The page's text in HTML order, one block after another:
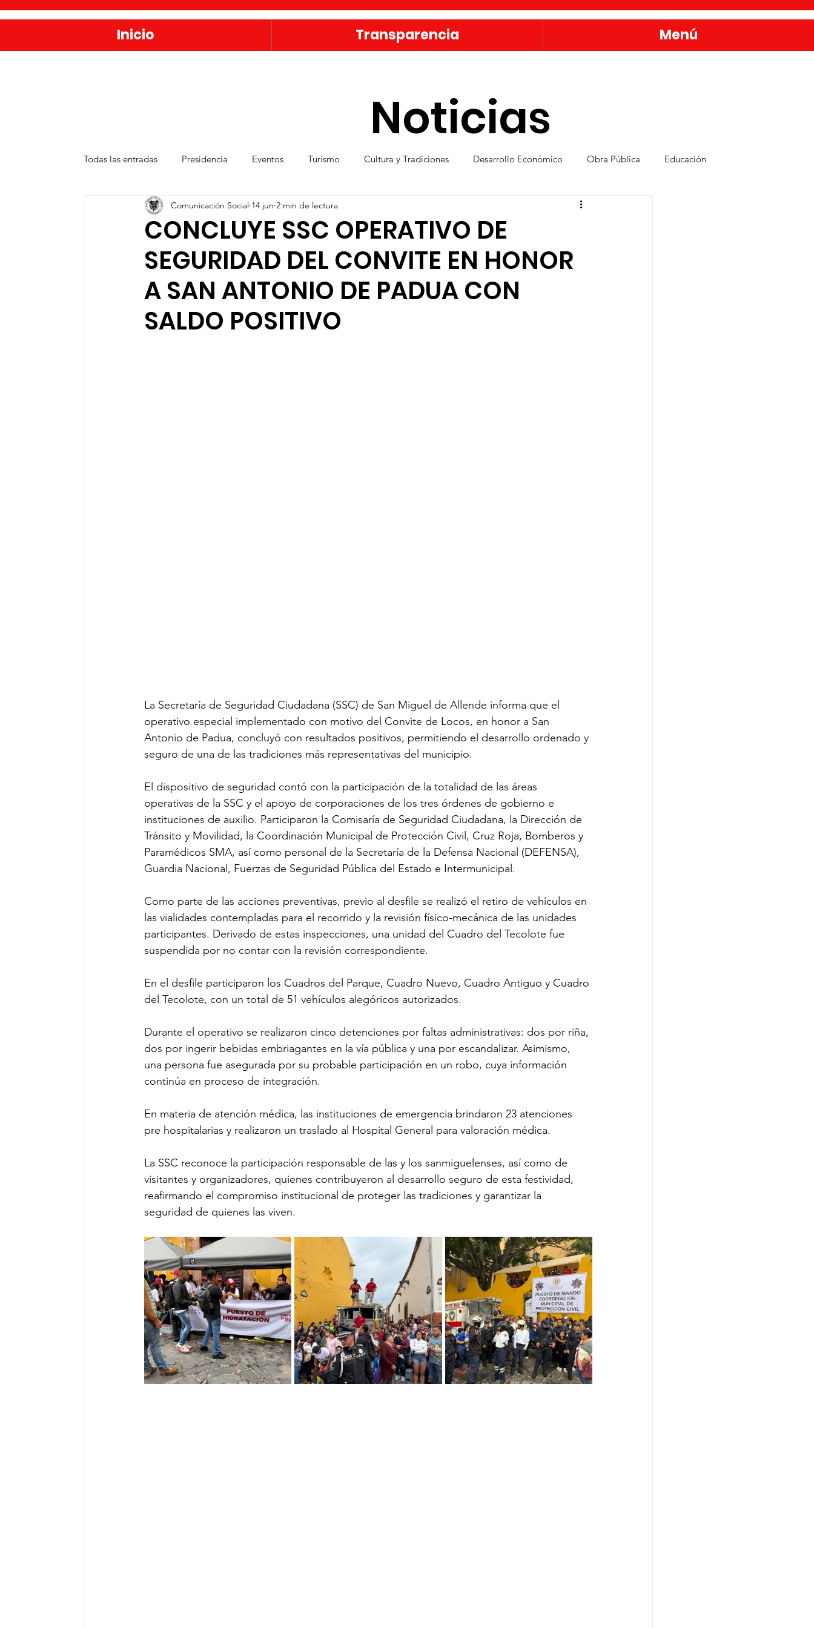
Todas las entradas Presidencia Eventos Turismo Cultura y Tradiciones Desarrollo Económico Obra Pública Educación
Agua y Alcantarillado Deporte Medio Ambiente Bienestar y Desarrollo Social
Publicaciones Administración Pública Familia sanmiguelense Jóvenes Mujeres Servicios Públicos
CONCLUYE SSC OPERATIVO DE
SEGURIDAD DEL CONVITE EN HONOR
A SAN ANTONIO DE PADUA CON
SALDO POSITIVO
Comunicación Social 14 jun 2 min de lectura
La Secretaría de Seguridad Ciudadana (SSC) de San Miguel de Allende informa que el
operativo especial implementado con motivo del Convite de Locos, en honor a San
Antonio de Padua, concluyó con resultados positivos, permitiendo el desarrollo ordenado y
seguro de una de las tradiciones más representativas del municipio.
El dispositivo de seguridad contó con la participación de la totalidad de las áreas
operativas de la SSC y el apoyo de corporaciones de los tres órdenes de gobierno e
instituciones de auxilio. Participaron la Comisaría de Seguridad Ciudadana, la Dirección de
Tránsito y Movilidad, la Coordinación Municipal de Protección Civil, Cruz Roja, Bomberos y
Paramédicos SMA, así como personal de la Secretaría de la Defensa Nacional (DEFENSA),
Guardia Nacional, Fuerzas de Seguridad Pública del Estado e Intermunicipal.
Como parte de las acciones preventivas, previo al desfile se realizó el retiro de vehículos en
las vialidades contempladas para el recorrido y la revisión físico-mecánica de las unidades
participantes. Derivado de estas inspecciones, una unidad del Cuadro del Tecolote fue
suspendida por no contar con la revisión correspondiente.
En el desfile participaron los Cuadros del Parque, Cuadro Nuevo, Cuadro Antiguo y Cuadro
del Tecolote, con un total de 51 vehículos alegóricos autorizados.
Durante el operativo se realizaron cinco detenciones por faltas administrativas: dos por riña,
dos por ingerir bebidas embriagantes en la vía pública y una por escandalizar. Asimismo,
una persona fue asegurada por su probable participación en un robo, cuya información
continúa en proceso de integración.
En materia de atención médica, las instituciones de emergencia brindaron 23 atenciones
pre hospitalarias y realizaron un traslado al Hospital General para valoración médica.
La SSC reconoce la participación responsable de las y los sanmiguelenses, así como de
visitantes y organizadores, quienes contribuyeron al desarrollo seguro de esta festividad,
reafirmando el compromiso institucional de proteger las tradiciones y garantizar la
seguridad de quienes las viven.
Inicio Transparencia Menú
Noticias